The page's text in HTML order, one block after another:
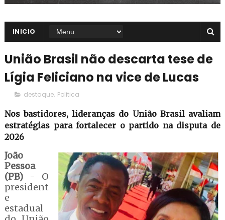
INICIO
União Brasil não descarta tese de
Lígia Feliciano na vice de Lucas
destaque, Politica
Nos bastidores, lideranças do União Brasil avaliam
estratégias para fortalecer o partido na disputa de
2026
João
Pessoa
(PB)- O
president
e
estadual